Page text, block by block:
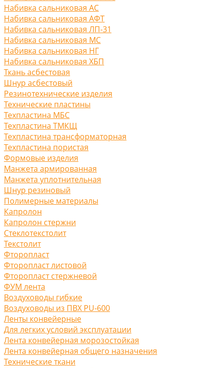
Набивка сальниковая АС
Набивка сальниковая АФТ
Набивка сальниковая ЛП-31
Набивка сальниковая МС
Набивка сальниковая НГ
Набивка сальниковая ХБП
Ткань асбестовая
Шнур асбестовый
Резинотехнические изделия
Технические пластины
Техпластина МБС
Техпластина ТМКЩ
Техпластина трансформаторная
Техпластина пористая
Формовые изделия
Манжета армированная
Манжета уплотнительная
Шнур резиновый
Полимерные материалы
Капролон
Капролон стержни
Стеклотекстолит
Текстолит
Фторопласт
Фторопласт листовой
Фторопласт стержневой
ФУМ лента
Воздуховоды гибкие
Воздуховоды из ПВХ PU-600
Ленты конвейерные
Для легких условий эксплуатации
Лента конвейерная морозостойкая
Лента конвейерная общего назначения
Технические ткани